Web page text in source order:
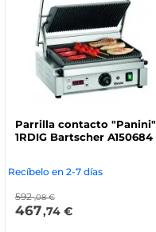
Parrilla contacto "Panini"
1RDIG Bartscher A150684
Recíbelo en 2-7 días
592 ,08 €
467,74 €